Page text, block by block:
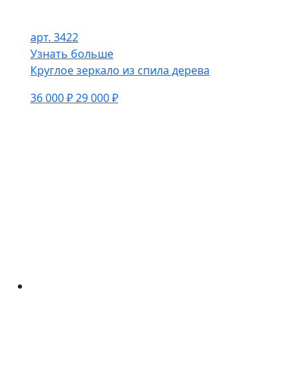
арт. 3422
Узнать больше
Круглое зеркало из спила дерева
36 000 ₽29 000 ₽